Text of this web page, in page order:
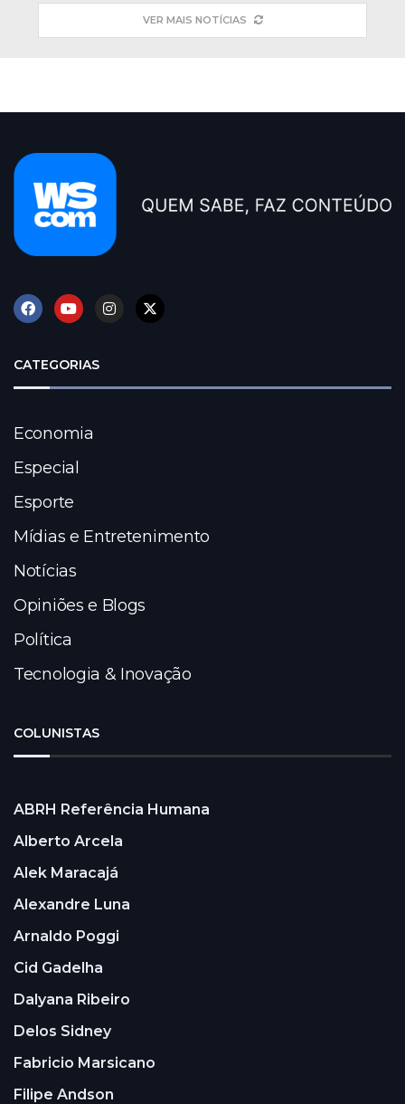
VER MAIS NOTÍCIAS
CATEGORIAS
Economia
Especial
Esporte
Mídias e Entretenimento
Notícias
Opiniões e Blogs
Política
Tecnologia & Inovação
COLUNISTAS
ABRH Referência Humana
Alberto Arcela
Alek Maracajá
Alexandre Luna
Arnaldo Poggi
Cid Gadelha
Dalyana Ribeiro
Delos Sidney
Fabricio Marsicano
Filipe Andson